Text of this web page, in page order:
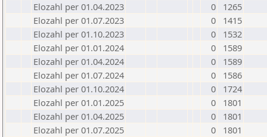
Elozahl per 01.04.2023
0
1265
Elozahl per 01.07.2023
0
1415
Elozahl per 01.10.2023
0
1532
Elozahl per 01.01.2024
0
1589
Elozahl per 01.04.2024
0
1589
Elozahl per 01.07.2024
0
1586
Elozahl per 01.10.2024
0
1724
Elozahl per 01.01.2025
0
1801
Elozahl per 01.04.2025
0
1801
Elozahl per 01.07.2025
0
1801